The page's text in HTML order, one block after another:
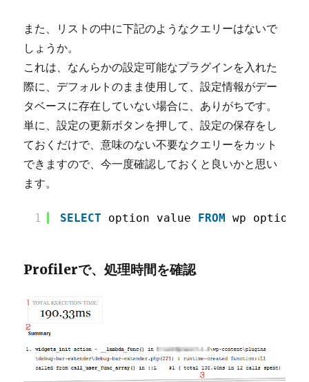
また、リストの中に下記のようなクエリーはないで
しょうか。
これは、なんらかの設定可能なプラグインを入れた
際に、デフォルトのまま使用して、設定情報がデー
タベースに存在していない場合に、ありがちです。
単に、設定の更新ボタンを押して、設定の保存をし
ておくだけで、意味のない不要なクエリーをカット
できますので、今一度確認しておくと良いかと思い
ます。
1 SELECT option_value FROM wp_options
Profilerで、処理時間を確認